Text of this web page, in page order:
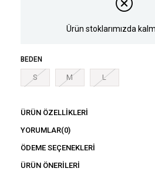
Ürün stoklarımızda
BEDEN
S M L
ÜRÜN ÖZELLIKLERI
YORUMLAR(0)
ÖDEME SEÇENEKLERI
ÜRÜN ÖNERILERI